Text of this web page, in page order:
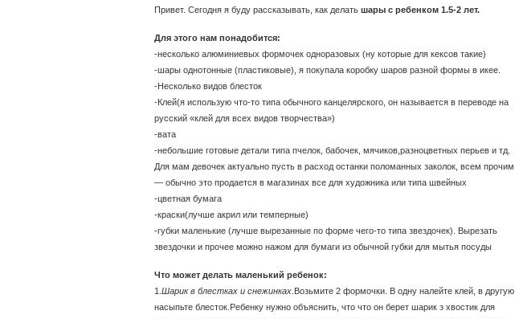
Привет. Сегодня я буду рассказывать, как делать шары с ребенком 1.5-2 лет.
Для этого нам понадобится:
-несколько алюминиевых формочек одноразовых (ну которые для кексов такие)
-шары однотонные (пластиковые), я покупала коробку шаров разной формы в икее.
-Несколько видов блесток
-Клей(я использую что-то типа обычного канцелярского, он называется в переводе на
русский «клей для всех видов творчества»)
-вата
-небольшие готовые детали типа пчелок, бабочек, мячиков,разноцветных перьев и тд.
Для мам девочек актуально пусть в расход останки поломанных заколок, всем прочим
— обычно это продается в магазинах все для художника или типа швейных
-цветная бумага
-краски(лучше акрил или темперные)
-губки маленькие (лучше вырезанные по форме чего-то типа звездочек). Вырезать
звездочки и прочее можно нажом для бумаги из обычной губки для мытья посуды
Что может делать маленький ребенок:
1. Шарик в блестках и снежинках .Возьмите 2 формочки. В одну налейте клей, в другую
насыпьте блесток.Ребенку нужно объяснить, что что он берет шарик з хвостик для